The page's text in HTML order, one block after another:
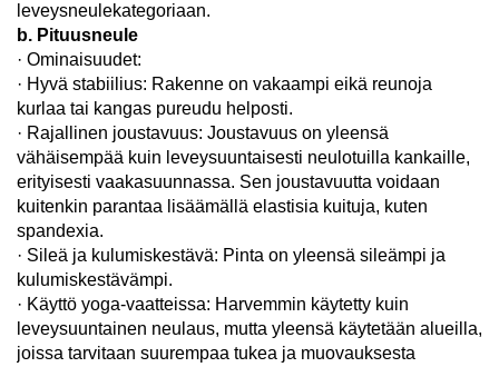
leveysneulekategoriaan.
b. Pituusneule
· Ominaisuudet:
· Hyvä stabiilius: Rakenne on vakaampi eikä reunoja
kurlaa tai kangas pureudu helposti.
· Rajallinen joustavuus: Joustavuus on yleensä
vähäisempää kuin leveysuuntaisesti neulotuilla kankaille,
erityisesti vaakasuunnassa. Sen joustavuutta voidaan
kuitenkin parantaa lisäämällä elastisia kuituja, kuten
spandexia.
· Sileä ja kulumiskestävä: Pinta on yleensä sileämpi ja
kulumiskestävämpi.
· Käyttö yoga-vaatteissa: Harvemmin käytetty kuin
leveysuuntainen neulaus, mutta yleensä käytetään alueilla,
joissa tarvitaan suurempaa tukea ja muovauksesta